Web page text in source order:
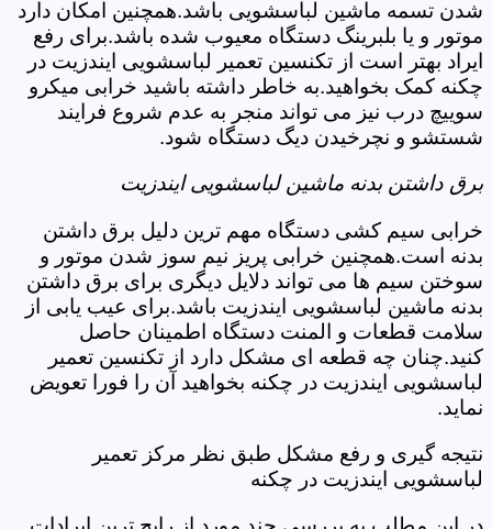
شدن تسمه ماشین لباسشویی باشد.همچنین امکان دارد
موتور و یا بلبرینگ دستگاه معیوب شده باشد.برای رفع
ایراد بهتر است از تکنسین تعمیر لباسشویی ایندزیت در
چکنه کمک بخواهید.به خاطر داشته باشید خرابی میکرو
سوییچ درب نیز می تواند منجر به عدم شروع فرایند
شستشو و نچرخیدن دیگ دستگاه شود.
برق داشتن بدنه ماشین لباسشویی ایندزیت
خرابی سیم کشی دستگاه مهم ترین دلیل برق داشتن
بدنه است.همچنین خرابی پریز نیم سوز شدن موتور و
سوختن سیم ها می تواند دلایل دیگری برای برق داشتن
بدنه ماشین لباسشویی ایندزیت باشد.برای عیب یابی از
سلامت قطعات و المنت دستگاه اطمینان حاصل
کنید.چنان چه قطعه ای مشکل دارد از تکنسین تعمیر
لباسشویی ایندزیت در چکنه بخواهید آن را فورا تعویض
نماید.
نتیجه گیری و رفع مشکل طبق نظر مرکز تعمیر
لباسشویی ایندزیت در چکنه